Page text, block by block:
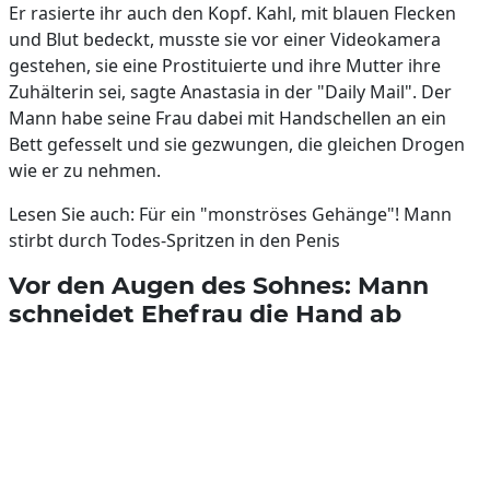
Er rasierte ihr auch den Kopf. Kahl, mit blauen Flecken
und Blut bedeckt, musste sie vor einer Videokamera
gestehen, sie eine Prostituierte und ihre Mutter ihre
Zuhälterin sei, sagte Anastasia in der "Daily Mail". Der
Mann habe seine Frau dabei mit Handschellen an ein
Bett gefesselt und sie gezwungen, die gleichen Drogen
wie er zu nehmen.
Lesen Sie auch: Für ein "monströses Gehänge"! Mann
stirbt durch Todes-Spritzen in den Penis
Vor den Augen des Sohnes: Mann
schneidet Ehefrau die Hand ab